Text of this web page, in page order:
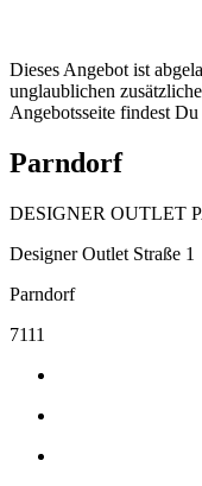
Dieses Angebot ist
unglaublichen
Angebotsseite findest
Parndorf
DESIGNER OUTLET
Designer Outlet Straße 1
Parndorf
7111